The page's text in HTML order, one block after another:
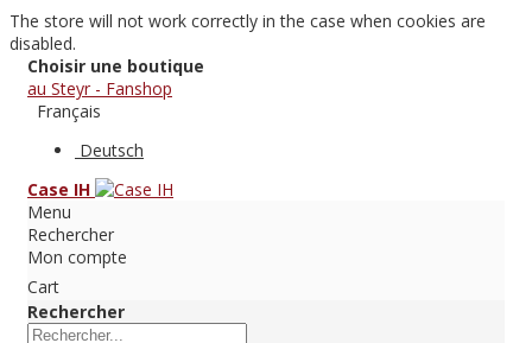
The store will not work correctly in the case when cookies are
disabled.
Choisir une boutique
au Steyr - Fanshop
Français
Deutsch
Case IH
Menu
Rechercher
Mon compte
Cart
Rechercher